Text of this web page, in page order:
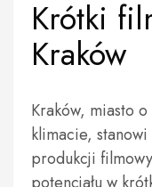
Krótki
Kraków
Kraków, miasto
klimacie, stanowi
produkcji